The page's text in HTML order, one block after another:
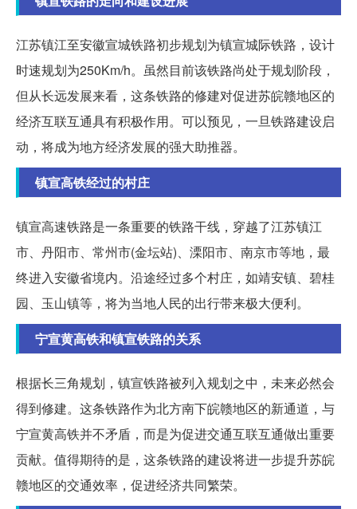
江苏镇江至安徽宣城铁路初步规划为镇宣城际铁路，设计
时速规划为250Km/h。虽然目前该铁路尚处于规划阶段，
但从长远发展来看，这条铁路的修建对促进苏皖赣地区的
经济互联互通具有积极作用。可以预见，一旦铁路建设启
动，将成为地方经济发展的强大助推器。
镇宣高铁经过的村庄
镇宣高速铁路是一条重要的铁路干线，穿越了江苏镇江
市、丹阳市、常州市(金坛站)、溧阳市、南京市等地，最
终进入安徽省境内。沿途经过多个村庄，如靖安镇、碧桂
园、玉山镇等，将为当地人民的出行带来极大便利。
宁宣黄高铁和镇宣铁路的关系
根据长三角规划，镇宣铁路被列入规划之中，未来必然会
得到修建。这条铁路作为北方南下皖赣地区的新通道，与
宁宣黄高铁并不矛盾，而是为促进交通互联互通做出重要
贡献。值得期待的是，这条铁路的建设将进一步提升苏皖
赣地区的交通效率，促进经济共同繁荣。